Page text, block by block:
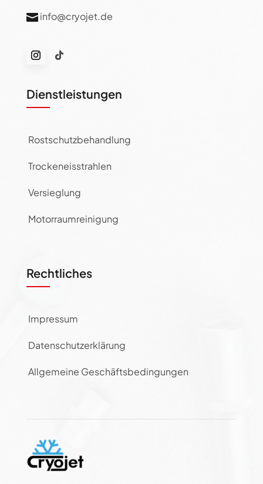
 info@cryojet.de
Dienstleistungen
Rostschutzbehandlung
Trockeneisstrahlen
Versieglung
Motorraumreinigung
Rechtliches
Impressum
Datenschutzerklärung
Allgemeine Geschäftsbedingungen